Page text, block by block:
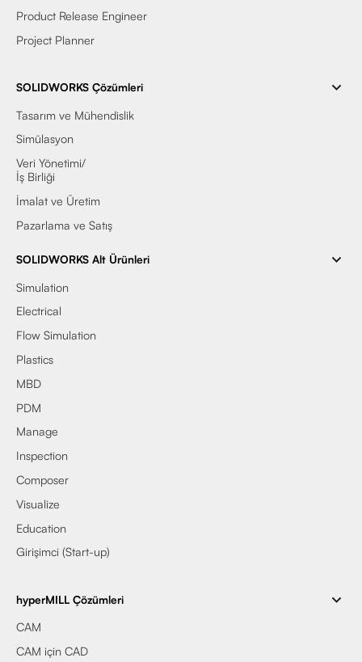
Product Release Engineer
Project Planner
SOLIDWORKS Çözümleri
Tasarım ve Mühendislik
Simülasyon
Veri Yönetimi/
İş Birliği
İmalat ve Üretim
Pazarlama ve Satış
SOLIDWORKS Alt Ürünleri
Simulation
Electrical
Flow Simulation
Plastics
MBD
PDM
Manage
Inspection
Composer
Visualize
Education
Girişimci (Start-up)
hyperMILL Çözümleri
CAM
CAM için CAD